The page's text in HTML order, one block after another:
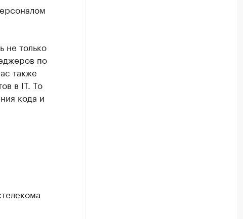
не только
по
также
в IT. То
кода и